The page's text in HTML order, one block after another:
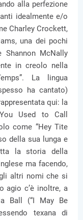
alla perfezione
idealmente e/o
Charley Crockett,
una dei pochi
Shannon McNally
in creolo nella
La lingua
ha cantato)
qui: la
Used to Call
come “Hey Tite
della sua lunga e
la storia della
ma facendo,
altri nomi che si
agio c’è inoltre, a
Ball (“I May Be
texana di